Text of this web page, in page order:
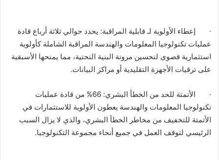
· إعطاء الأولوية لـ قابلية المراقبة: يحدد حوالي ثلاثة أرباع قادة
عمليات تكنولوجيا المعلومات والهندسة المراقبة الشاملة كأولوية
استثمارية قصوى لتحسين مرونة البنية التحتية، مما يمنحها الأسبقية
على ترقيات الأجهزة التقليدية أو مراكز البيانات.
· الأتمتة للحد من الخطأ البشري: 66% من قادة عمليات
تكنولوجيا المعلومات والهندسة يعطون الأولوية للاستثمارات في
الأتمتة للتخفيف من مخاطر الخطأ البشري، والذي لا يزال السبب
الرئيسي لتوقف العمل في جميع أنحاء مجموعة التكنولوجيا.